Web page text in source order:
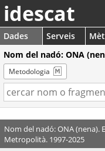
idescat
Dades Serveis
Nom del nadó: ONA
Metodologia
Nom del nadó: ONA (nena).
Metropolità. 1997-2025